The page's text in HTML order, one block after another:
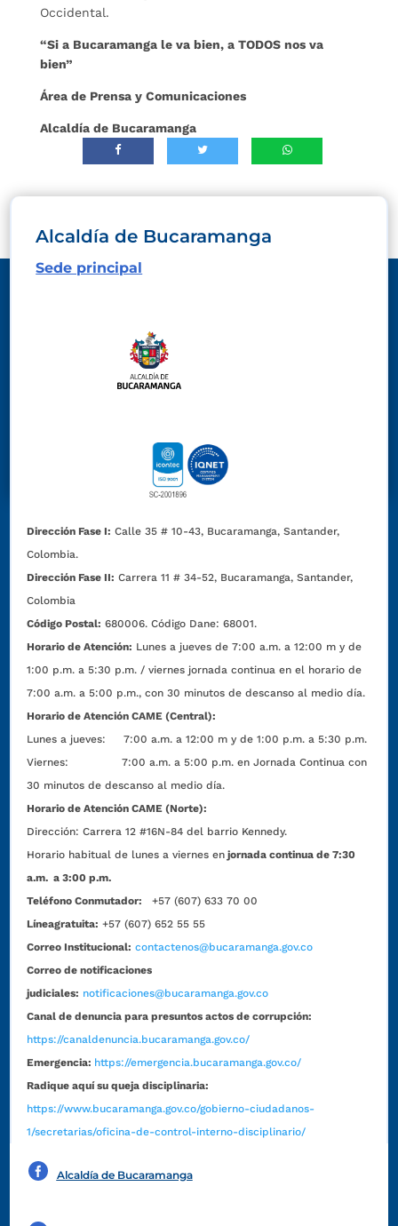
Occidental.
“Si a Bucaramanga le va bien, a TODOS nos va
bien”
Área de Prensa y Comunicaciones
Alcaldía de Bucaramanga
Alcaldía de Bucaramanga
Sede principal
Dirección Fase I: Calle 35 # 10-43, Bucaramanga, Santander,
Colombia.
Dirección Fase II: Carrera 11 # 34-52, Bucaramanga, Santander,
Colombia
Código Postal: 680006. Código Dane: 68001.
Horario de Atención: Lunes a jueves de 7:00 a.m. a 12:00 m y de
1:00 p.m. a 5:30 p.m. / viernes jornada continua en el horario de
7:00 a.m. a 5:00 p.m., con 30 minutos de descanso al medio día.
Horario de Atención CAME (Central):
Lunes a jueves: 7:00 a.m. a 12:00 m y de 1:00 p.m. a 5:30 p.m.
Viernes: 7:00 a.m. a 5:00 p.m. en Jornada Continua con
30 minutos de descanso al medio día.
Horario de Atención CAME (Norte):
Dirección:Carrera 12 #16N-84 del barrio Kennedy.
Horario habitual de lunes a viernes en jornada continua de 7:30
a.m. a 3:00 p.m.
Teléfono Conmutador:
+57 (607) 633 70 00
Líneagratuita: +57 (607) 652 55 55
Correo Institucional: contactenos@bucaramanga.gov.co
Correo de notificaciones
judiciales: notificaciones@bucaramanga.gov.co
Canal de denuncia para presuntos actos de corrupción:
https://canaldenuncia.bucaramanga.gov.co/
Emergencia: https://emergencia.bucaramanga.gov.co/
Radique aquí su queja disciplinaria:
https://www.bucaramanga.gov.co/gobierno-ciudadanos-
1/secretarias/oficina-de-control-interno-disciplinario/
Alcaldía de Bucaramanga